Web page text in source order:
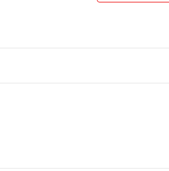
・大幅値下げ(相